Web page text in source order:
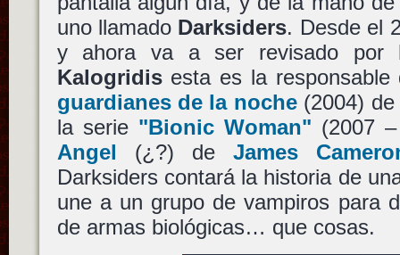
uno llamado Darksiders. Desde el
y ahora va a ser revisado por
Kalogridisesta es la
guardianes de la noche(2004)
la serie "Bionic Woman" (2007
Angel (¿?) de James
Darksiders contará la historia de
une a un grupo de vampiros para
de armas biológicas… que cosas.